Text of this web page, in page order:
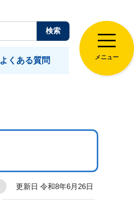
メニュー
よくある質問
更新日 令和8年6月26日